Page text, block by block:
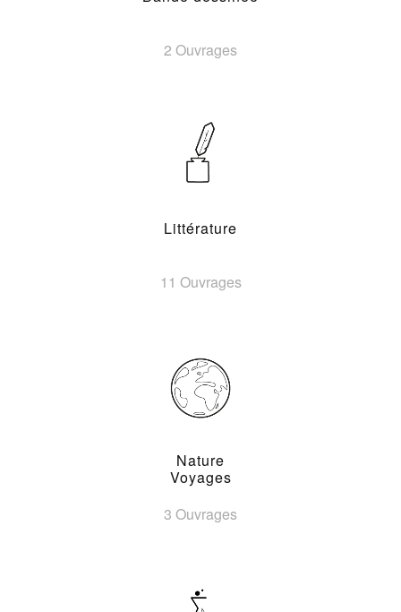
2 Ouvrages
Littérature
11 Ouvrages
Nature
Voyages
3 Ouvrages